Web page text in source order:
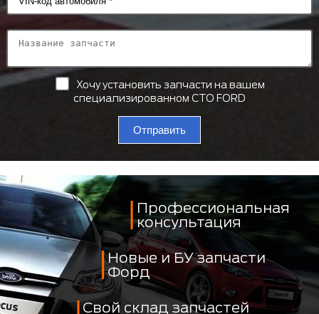
Хочу установить запчасти на вашем
специализированном СТО FORD
Отправить
Профессиональная
консультация
Новые и БУ запчасти
Форд
Свой склад запчастей